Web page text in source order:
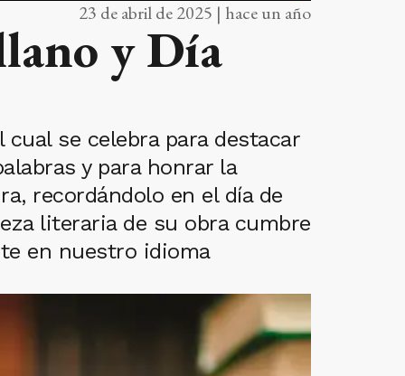
23 de abril de 2025 | hace un año
y Día
se celebra para destacar
y para honrar la
recordándolo en el día de
literaria de su obra cumbre
en nuestro idioma